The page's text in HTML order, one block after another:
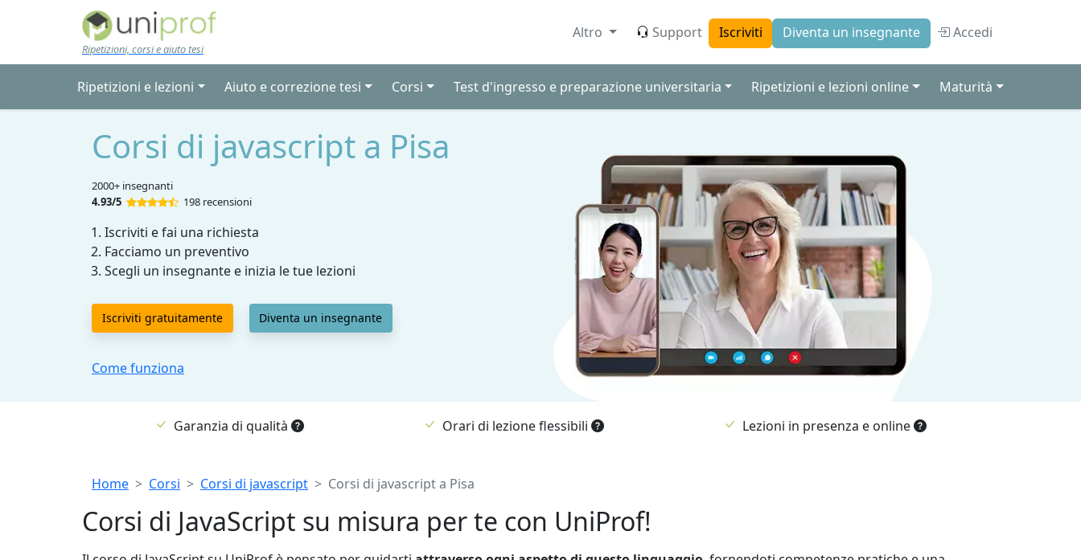
Skip to main content
Ripetizioni, corsi e aiuto tesi
Altro Support Iscriviti Diventa un insegnante Accedi
Ripetizioni e lezioni Aiuto e correzione tesi Corsi Test d'ingresso e preparazione universitaria Ripetizioni e lezioni online Maturità
Corsi di javascript a Pisa
2000+ insegnanti
4.93/5
198 recensioni
Iscriviti e fai una richiesta
Facciamo un preventivo
Scegli un insegnante e inizia le tue lezioni
Iscriviti gratuitamente Diventa un insegnante
Come funziona
Garanzia di qualità Orari di lezione flessibili Lezioni in presenza e online
Breadcrumb
Home Corsi Corsi di javascript Corsi di javascript a Pisa
Corsi di JavaScript su misura per te con UniProf!